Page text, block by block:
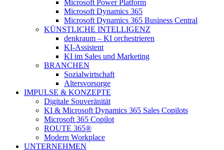
Microsoft Power Platform
Microsoft Dynamics 365
Microsoft Dynamics 365 Business Central
KÜNSTLICHE INTELLIGENZ
denkraum – KI orchestrieren
KI-Assistent
KI im Sales und Marketing
BRANCHEN
Sozialwirtschaft
Altersvorsorge
IMPULSE & KONZEPTE
Digitale Souveränität
KI & Microsoft Dynamics 365 Sales Copilots
Microsoft 365 Copilot
ROUTE 365®
Modern Workplace
UNTERNEHMEN